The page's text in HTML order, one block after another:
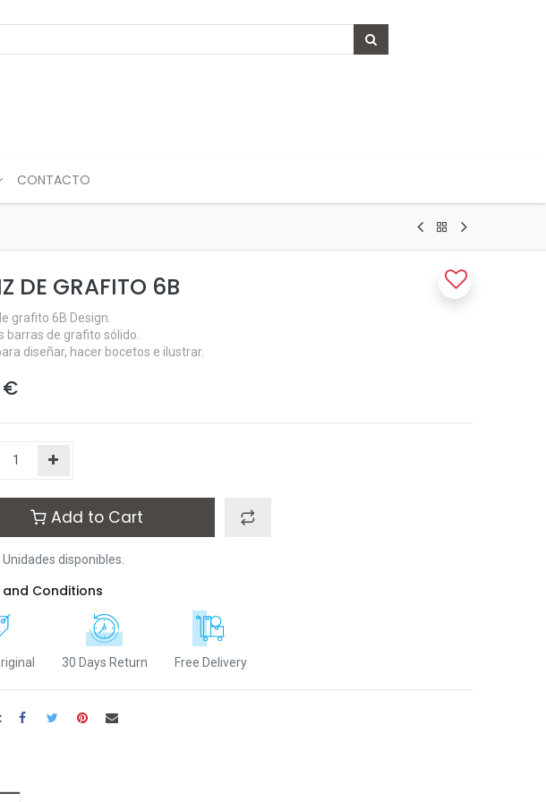
CONTACTO
DE GRAFITO 6B
grafito 6B Design.
barras de grafito sólido.
diseñar, hacer bocetos e ilustrar.
€
Add to Cart
disponibles.
and Conditions
30 Days Return Free Delivery